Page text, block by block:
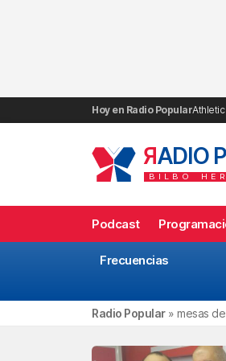
Hoy en Radio Popular
RADIO
BILBO
Podcast
Frecuencias
Radio Popular» mesas